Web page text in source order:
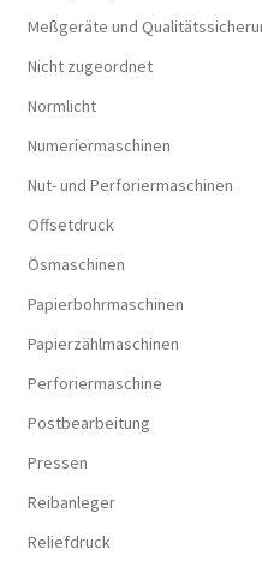
Meßgeräte und
Nicht zugeordnet
Normlicht
Numeriermaschinen
Nut- und Perforiermaschinen
Offsetdruck
Ösmaschinen
Papierbohrmaschinen
Papierzählmaschinen
Perforiermaschine
Postbearbeitung
Pressen
Reibanleger
Reliefdruck